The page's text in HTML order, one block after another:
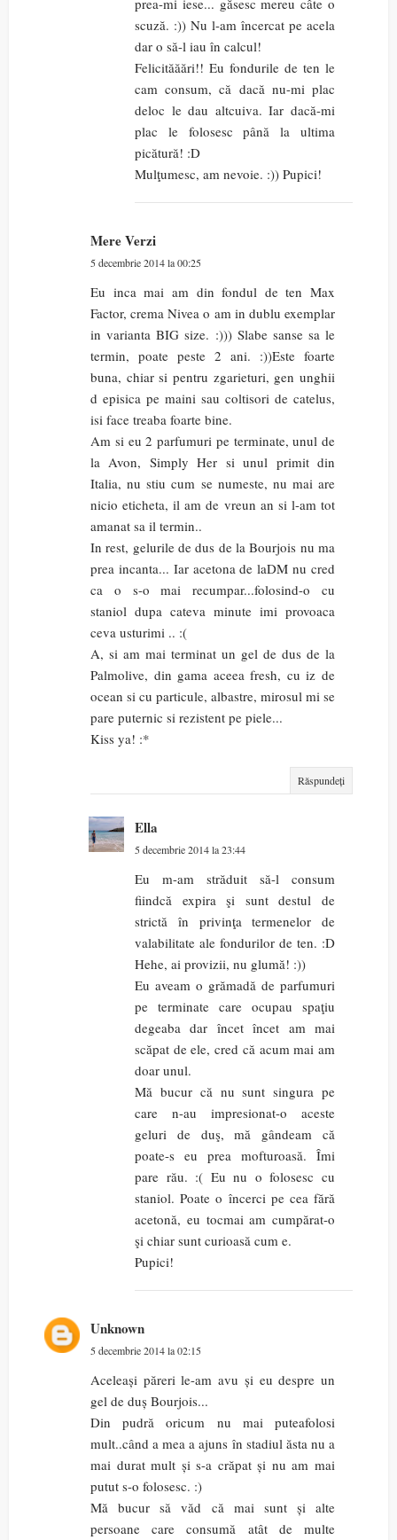
prea-mi iese... găsesc mereu câte o
scuză. :)) Nu l-am încercat pe acela
dar o să-l iau în calcul!
Felicităăări!! Eu fondurile de ten le
cam consum, că dacă nu-mi plac
deloc le dau altcuiva. Iar dacă-mi
plac le folosesc până la ultima
picătură! :D
Mulţumesc, am nevoie. :)) Pupici!
Mere Verzi
5 decembrie 2014 la 00:25
Eu inca mai am din fondul de ten Max
Factor, crema Nivea o am in dublu exemplar
in varianta BIG size. :))) Slabe sanse sa le
termin, poate peste 2 ani. :))Este foarte
buna, chiar si pentru zgarieturi, gen unghii
d episica pe maini sau coltisori de catelus,
isi face treaba foarte bine.
Am si eu 2 parfumuri pe terminate, unul de
la Avon, Simply Her si unul primit din
Italia, nu stiu cum se numeste, nu mai are
nicio eticheta, il am de vreun an si l-am tot
amanat sa il termin..
In rest, gelurile de dus de la Bourjois nu ma
prea incanta... Iar acetona de laDM nu cred
ca o s-o mai recumpar...folosind-o cu
staniol dupa cateva minute imi provoaca
ceva usturimi .. :(
A, si am mai terminat un gel de dus de la
Palmolive, din gama aceea fresh, cu iz de
ocean si cu particule, albastre, mirosul mi se
pare puternic si rezistent pe piele...
Kiss ya! :*
Răspundeți
Ella
5 decembrie 2014 la 23:44
Eu m-am străduit să-l consum
fiindcă expira şi sunt destul de
strictă în privinţa termenelor de
valabilitate ale fondurilor de ten. :D
Hehe, ai provizii, nu glumă! :))
Eu aveam o grămadă de parfumuri
pe terminate care ocupau spaţiu
degeaba dar încet încet am mai
scăpat de ele, cred că acum mai am
doar unul.
Mă bucur că nu sunt singura pe
care n-au impresionat-o aceste
geluri de duş, mă gândeam că
poate-s eu prea mofturoasă. Îmi
pare rău. :( Eu nu o folosesc cu
staniol. Poate o încerci pe cea fără
acetonă, eu tocmai am cumpărat-o
şi chiar sunt curioasă cum e.
Pupici!
Unknown
5 decembrie 2014 la 02:15
Aceleași păreri le-am avu și eu despre un
gel de duș Bourjois...
Din pudră oricum nu mai puteafolosi
mult..când a mea a ajuns în stadiul ăsta nu a
mai durat mult și s-a crăpat și nu am mai
putut s-o folosesc. :)
Mă bucur să văd că mai sunt și alte
persoane care consumă atât de multe